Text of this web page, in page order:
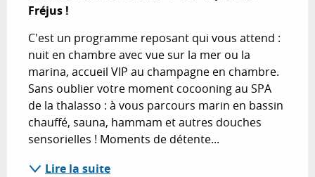
Fréjus !
C'est un programme reposant qui vous attend :
nuit en chambre avec vue sur la mer ou la
marina, accueil VIP au champagne en chambre.
Sans oublier votre moment cocooning au SPA
de la thalasso : à vous parcours marin en bassin
chauffé, sauna, hammam et autres douches
sensorielles ! Moments de détente...
Lire la suite